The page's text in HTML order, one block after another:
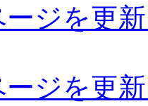
ジを更
ジを更